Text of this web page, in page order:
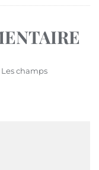
Les champs